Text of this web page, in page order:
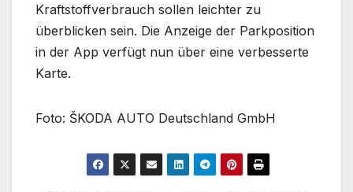
Kraftstoffverbrauch sollen leichter zu
überblicken sein. Die Anzeige der Parkposition
in der App verfügt nun über eine verbesserte
Karte.
Foto: ŠKODA AUTO Deutschland GmbH